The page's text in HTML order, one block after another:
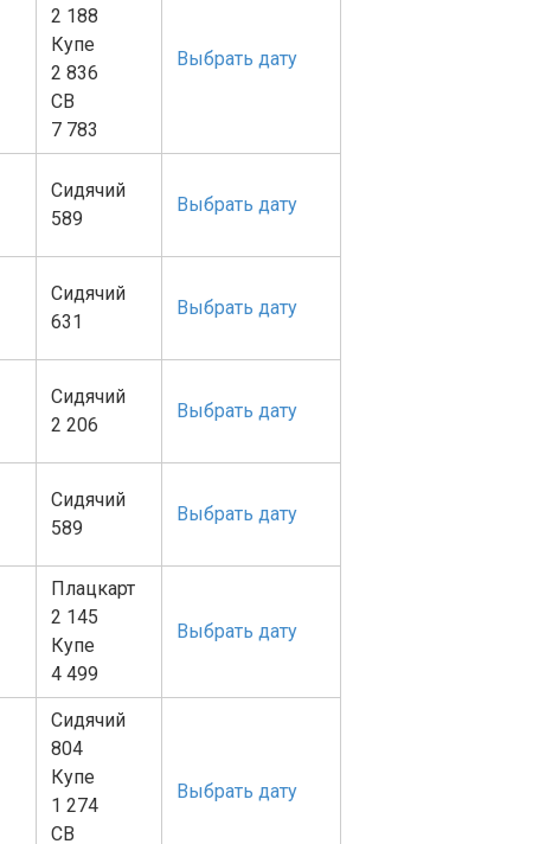
2 188
Купе
2 836
СВ
7 783
Выбрать дату
Сидячий
589
Выбрать дату
Сидячий
631
Выбрать дату
Сидячий
2 206
Выбрать дату
Сидячий
589
Выбрать дату
Плацкарт
2 145
Купе
4 499
Выбрать дату
Сидячий
804
Купе
1 274
СВ
Выбрать дату